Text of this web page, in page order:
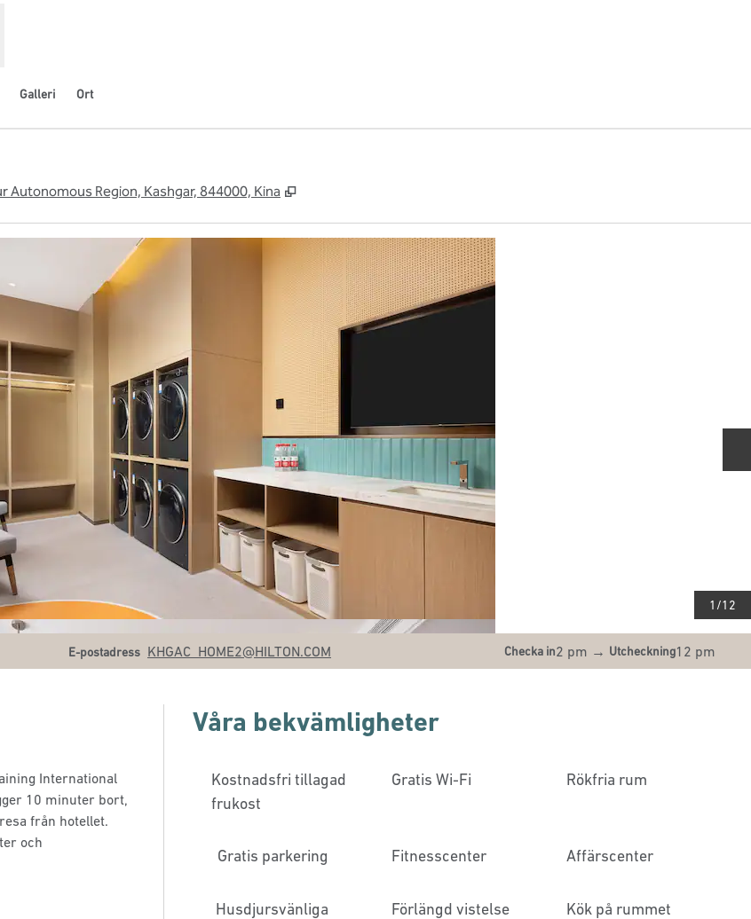
Galleri Ort
Autonomous Region, Kashgar, 844000, Kina ,
1 /12
E-postadress
Email KHGAC_HOME2@HILTON.COM Checka in2 pm → Utcheckning12 pm
International
10 minuter bort,
från hotellet.
och
Våra bekvämligheter
Kostnadsfri tillagad
frukost
Gratis Wi-Fi Rökfria rum
Gratis parkering Fitnesscenter Affärscenter
Husdjursvänliga
Förlängd vistelse Kök på rummet